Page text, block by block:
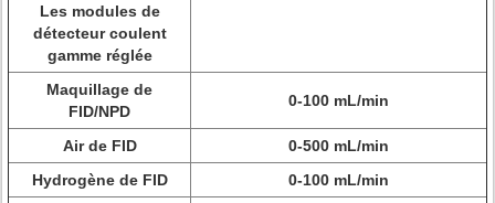
Les modules de
détecteur coulent
gamme réglée
Maquillage de
FID/NPD
0-100 mL/min
Air de FID
0-500 mL/min
Hydrogène de FID
0-100 mL/min